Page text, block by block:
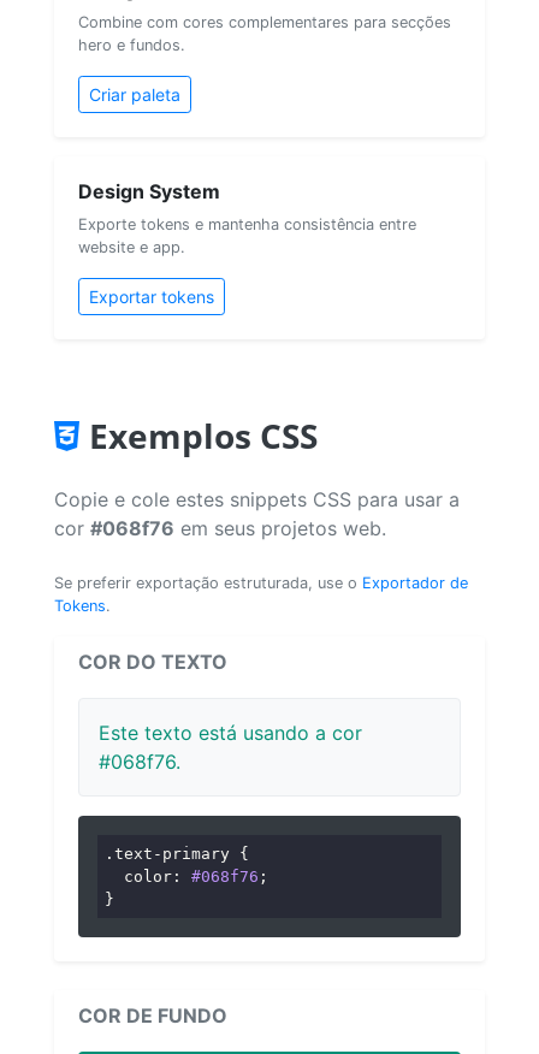
Combine com cores complementares para secções
hero e fundos.
Criar paleta
Design System
Exporte tokens e mantenha consistência entre
website e app.
Exportar tokens
Exemplos CSS
Copie e cole estes snippets CSS para usar a
cor #068f76 em seus projetos web.
Se preferir exportação estruturada, use o Exportador de
Tokens.
COR DO TEXTO
Este texto está usando a cor
#068f76.
.text-primary {
color : #068f76 ;
}
COR DE FUNDO